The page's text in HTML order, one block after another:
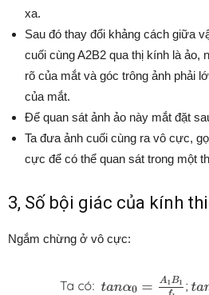
xa.
Sau đó thay đổi khảng cách giữa
cuối cùng A2B2 qua thị kính là ảo,
rõ của mắt và góc trông ảnh phải
của mắt.
Để quan sát ảnh ảo này mắt đặt
Ta đưa ảnh cuối cùng ra vô cực,
cực để có thể quan sát trong một
3, Số bội giác của kính
Ngắm chừng ở vô cực: